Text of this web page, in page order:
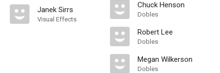
Janek Sirrs
Visual Effects
Chuck Henson
Dobles
Robert Lee
Dobles
Megan Wilkerson
Dobles